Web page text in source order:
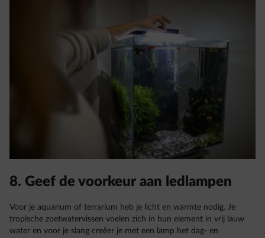
8. Geef de voorkeur aan ledlampen
Voor je aquarium of terrarium heb je licht en warmte nodig. Je
tropische zoetwatervissen voelen zich in hun element in vrij lauw
water en voor je slang creëer je met een lamp het dag- en